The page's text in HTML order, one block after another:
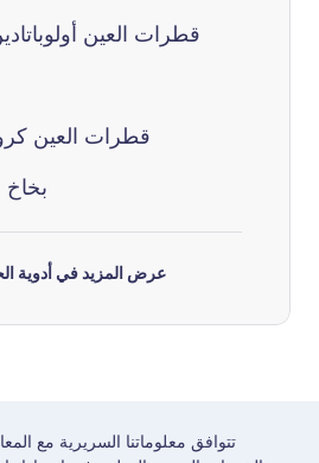
قطرات العين
قطرات العين
بخاخ
عرض المزيد في أدوية
تتوافق معلوماتنا السريرية مع